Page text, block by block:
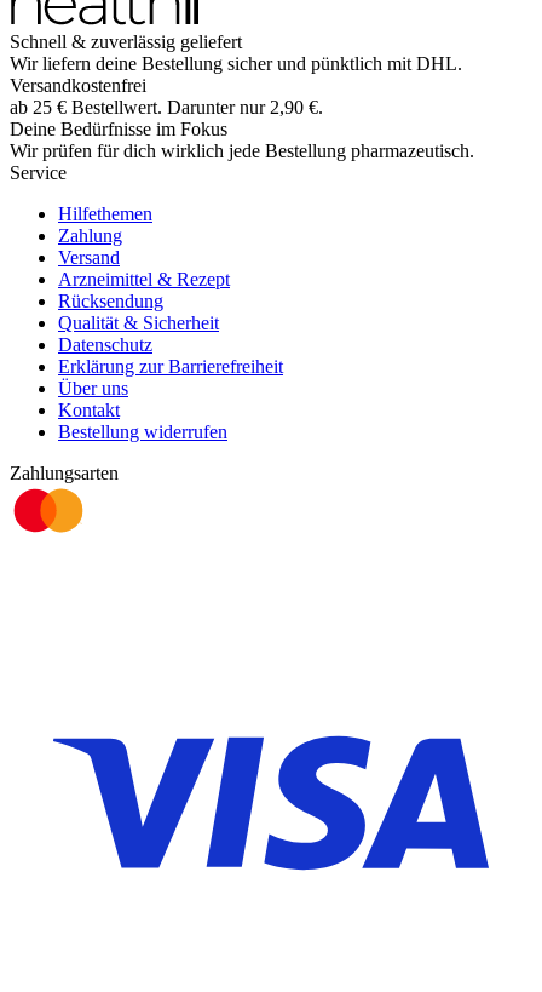
Schnell & zuverlässig geliefert
Wir liefern deine Bestellung sicher und pünktlich mit DHL.
Versandkostenfrei
ab 25 € Bestellwert. Darunter nur 2,90 €.
Deine Bedürfnisse im Fokus
Wir prüfen für dich wirklich jede Bestellung pharmazeutisch.
Service
Hilfethemen
Zahlung
Versand
Arzneimittel & Rezept
Rücksendung
Qualität & Sicherheit
Datenschutz
Erklärung zur Barrierefreiheit
Über uns
Kontakt
Bestellung widerrufen
Zahlungsarten